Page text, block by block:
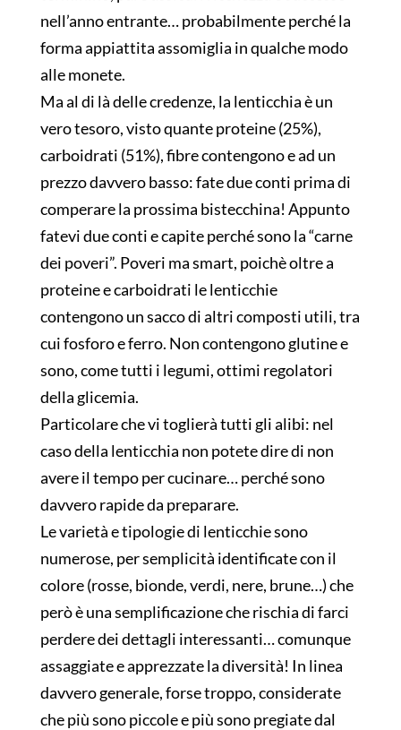
nell’anno entrante… probabilmente perché la
forma appiattita assomiglia in qualche modo
alle monete.
Ma al di là delle credenze, la lenticchia è un
vero tesoro, visto quante proteine (25%),
carboidrati (51%), fibre contengono e ad un
prezzo davvero basso: fate due conti prima di
comperare la prossima bistecchina! Appunto
fatevi due conti e capite perché sono la “carne
dei poveri”. Poveri ma smart, poichè oltre a
proteine e carboidrati le lenticchie
contengono un sacco di altri composti utili, tra
cui fosforo e ferro. Non contengono glutine e
sono, come tutti i legumi, ottimi regolatori
della glicemia.
Particolare che vi toglierà tutti gli alibi: nel
caso della lenticchia non potete dire di non
avere il tempo per cucinare… perché sono
davvero rapide da preparare.
Le varietà e tipologie di lenticchie sono
numerose, per semplicità identificate con il
colore (rosse, bionde, verdi, nere, brune…) che
però è una semplificazione che rischia di farci
perdere dei dettagli interessanti… comunque
assaggiate e apprezzate la diversità! In linea
davvero generale, forse troppo, considerate
che più sono piccole e più sono pregiate dal